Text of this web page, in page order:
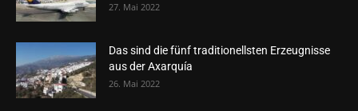
27. Mai 2022
Das sind die fünf traditionellsten Erzeugnisse
aus der Axarquía
26. Mai 2022